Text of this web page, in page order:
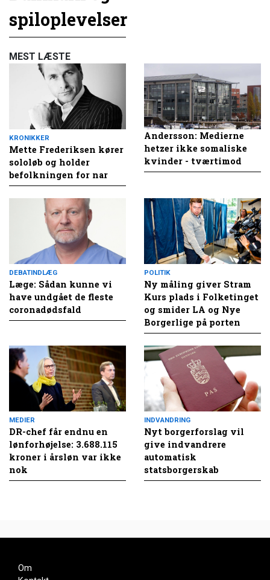
spiloplevelser
MEST LÆSTE
KRONIKKER
Mette Frederiksen kører
sololøb og holder
befolkningen for nar
Andersson: Medierne
hetzer ikke somaliske
kvinder - tværtimod
DEBATINDLÆG
Læge: Sådan kunne vi
have undgået de fleste
coronadødsfald
POLITIK
Ny måling giver Stram
Kurs plads i Folketinget
og smider LA og Nye
Borgerlige på porten
MEDIER
DR-chef får endnu en
lønforhøjelse: 3.688.115
kroner i årsløn var ikke
nok
INDVANDRING
Nyt borgerforslag vil
give indvandrere
automatisk
statsborgerskab
Om